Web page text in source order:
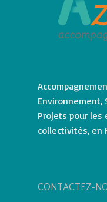
Environnement,
Projets pour les
collectivités, en
CONTACTEZ-